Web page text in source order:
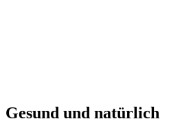
Gesund und natürlich